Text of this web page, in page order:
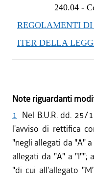
240.04-
REGOLAMENTI
ITER DELLA
Note riguardanti
1 Nel B.U.R. dd.
l'avviso di rettifica
"negli allegati da "A"
allegati da "A" a "I"";
"di cui all'allegato